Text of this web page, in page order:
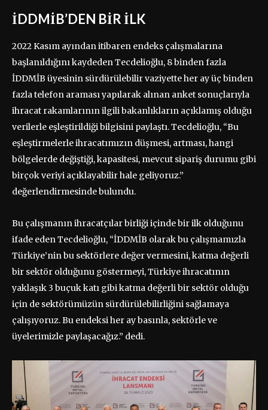
İDDMİB’DEN BİR İLK
2022 Kasım ayından itibaren endeks çalışmalarına
başlanıldığını kaydeden Tecdelioğlu, 8 binden fazla
İDDMİB üyesinin sürdürülebilir vaziyette her ay üç binden
fazla telefon araması yapılarak alınan anket sonuçlarıyla
ihracat rakamlarının ilgili bakanlıkların açıklamış olduğu
verilerle eşleştirildiği bilgisini paylaştı. Tecdelioğlu, “Bu
eşleştirmelerle ihracatımızın düşmesi, artması, hangi
bölgelerde değiştiği, kapasitesi, mevcut sipariş durumu gibi
birçok veriyi açıklayabilir hale geliyoruz.”
değerlendirmesinde bulundu.
Bu çalışmanın ihracatçılar birliği içinde bir ilk olduğunu
ifade eden Tecdelioğlu, “İDDMİB olarak bu çalışmamızla
Türkiye’nin bu sektörlere değer vermesini, katma değerli
bir sektör olduğunu göstermeyi, Türkiye ihracatının
yaklaşık 3 buçuk katı gibi katma değerli bir sektör olduğu
için de sektörümüzün sürdürülebilirliğini sağlamaya
çalışıyoruz. Bu endeksi her ay basınla, sektörle ve
üyelerimizle paylaşacağız.” dedi.